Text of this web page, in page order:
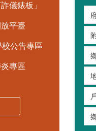
儀錶板」
平臺
公告專區
專區